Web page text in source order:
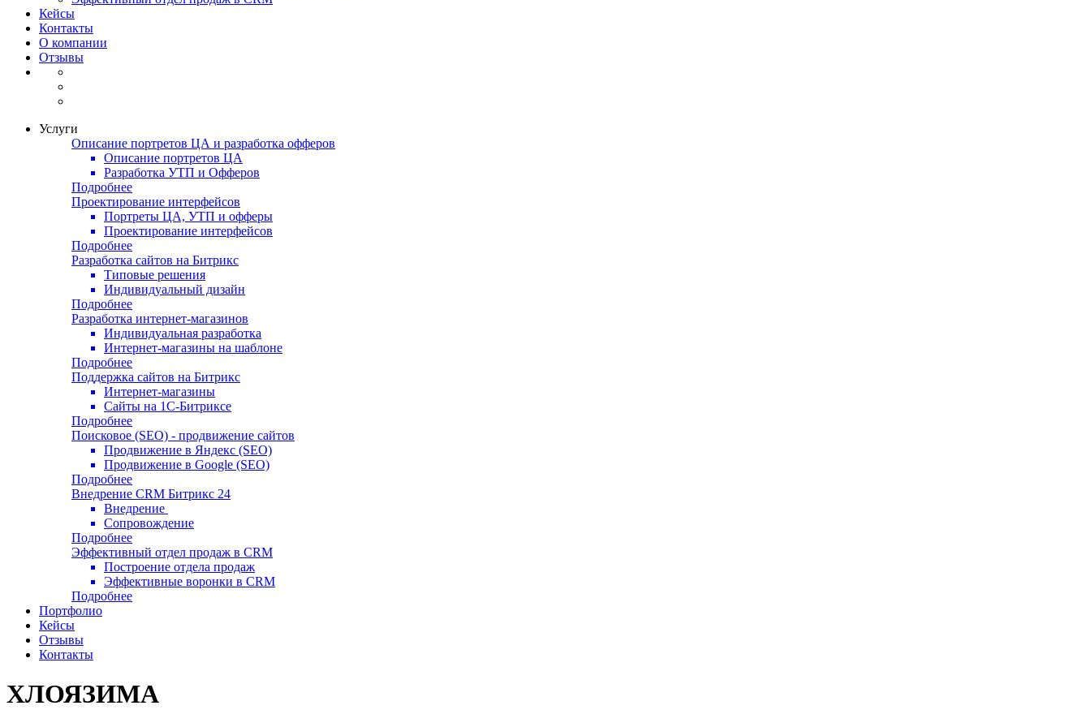
Кейсы
Контакты
О компании
Отзывы
Услуги
Описание портретов ЦА и разработка офферов
Описание портретов ЦА
Разработка УТП и Офферов
Подробнее
Проектирование интерфейсов
Портреты ЦА, УТП и офферы
Проектирование интерфейсов
Подробнее
Разработка сайтов на Битрикс
Типовые решения
Индивидуальный дизайн
Подробнее
Разработка интернет-магазинов
Индивидуальная разработка
Интернет-магазины на шаблоне
Подробнее
Поддержка сайтов на Битрикс
Интернет-магазины
Сайты на 1С-Битриксе
Подробнее
Поисковое (SEO) - продвижение сайтов
Продвижение в Яндекс (SEO)
Продвижение в Google (SEO)
Подробнее
Внедрение CRM Битрикс 24
Внедрение
Сопровождение
Подробнее
Эффективный отдел продаж в CRM
Построение отдела продаж
Эффективные воронки в CRM
Подробнее
Портфолио
Кейсы
Отзывы
Контакты
ХЛОЯЗИМА